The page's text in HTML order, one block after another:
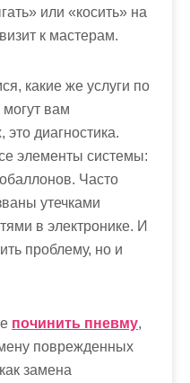
или «косить» на
к мастерам.
какие же услуги по
вам
диагностика.
элементы системы:
Часто
утечками
в электронике. И
проблему, но и
починить пневму,
поврежденных
замена